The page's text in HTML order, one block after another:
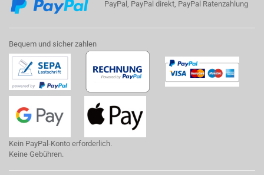
PayPal, PayPal direkt, PayPal Ratenzahlung
Bequem und sicher zahlen
Kein PayPal-Konto erforderlich.
Keine Gebühren.